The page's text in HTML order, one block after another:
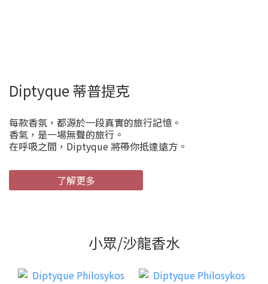
Diptyque 蒂普提克
每款香氛，都源於一段真實的旅行記憶。
香氣，是一場無聲的旅行。
在呼吸之間，Diptyque 將帶你抵達遠方。
了解更多
小眾/沙龍香水